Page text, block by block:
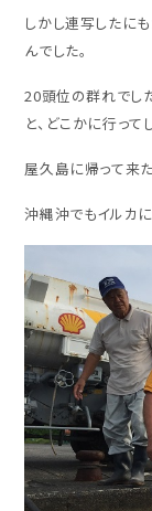
しかし連写したに
んでした。
20頭位の群れでし
と、どこかに行って
屋久島に帰って来
沖縄沖でもイルカ